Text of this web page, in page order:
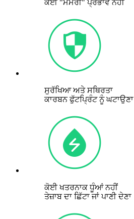
ਕੋਈ "ਮੈਮੋਰੀ" ਪ੍ਰਭਾਵ ਨਹੀਂ
ਸੁਰੱਖਿਆ ਅਤੇ ਸਥਿਰਤਾ
ਕਾਰਬਨ ਫੁੱਟਪ੍ਰਿੰਟ ਨੂੰ ਘਟਾਉਣਾ
ਕੋਈ ਖਤਰਨਾਕ ਧੂੰਆਂ ਨਹੀਂ
ਤੇਜ਼ਾਬ ਦਾ ਛਿੱਟਾ ਜਾਂ ਪਾਣੀ ਦੇਣਾ